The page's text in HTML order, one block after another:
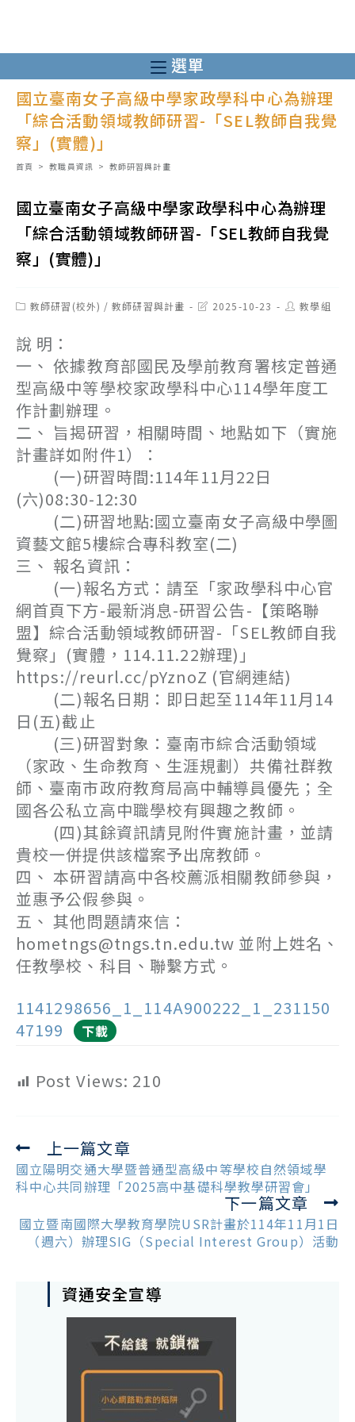
至
主
容
選單
國立臺南女子高級中學家政學科中心為辦理
「綜合活動領域教師研習-「SEL教師自我覺
察」(實體)」
首頁 > 教職員資訊 > 教師研習與計畫
國立臺南女子高級中學家政學科中心為辦理
「綜合活動領域教師研習-「SEL教師自我覺
察」(實體)」
Post教師研習(校外) / 教師研習與計畫
Post2025-10-23
Post教學組
說 明：
一、 依據教育部國民及學前教育署核定普通
型高級中等學校家政學科中心114學年度工
作計劃辦理。
二、 旨揭研習，相關時間、地點如下（實施
計畫詳如附件1）：
(一)研習時間:114年11月22日
(六)08:30-12:30
(二)研習地點:國立臺南女子高級中學圖
資藝文館5樓綜合專科教室(二)
三、 報名資訊：
(一)報名方式：請至「家政學科中心官
網首頁下方-最新消息-研習公告-【策略聯
盟】綜合活動領域教師研習-「SEL教師自我
覺察」(實體，114.11.22辦理)」
https://reurl.cc/pYznoZ (官網連結)
(二)報名日期：即日起至114年11月14
日(五)截止
(三)研習對象：臺南市綜合活動領域
（家政、生命教育、生涯規劃）共備社群教
師、臺南市政府教育局高中輔導員優先；全
國各公私立高中職學校有興趣之教師。
(四)其餘資訊請見附件實施計畫，並請
貴校一併提供該檔案予出席教師。
四、 本研習請高中各校薦派相關教師參與，
並惠予公假參與。
五、 其他問題請來信：
hometngs@tngs.tn.edu.tw 並附上姓名、
任教學校、科目、聯繫方式。
1141298656_1_114A900222_1_231150
47199
下載
Post Views: 210
Read
more
articles
上一篇文章
國立陽明交通大學暨普通型高級中等學校自然領域學
科中心共同辦理「2025高中基礎科學教學研習會」
下一篇文章
國立暨南國際大學教育學院USR計畫於114年11月1日
（週六）辦理SIG（Special Interest Group）活動
資通安全宣導